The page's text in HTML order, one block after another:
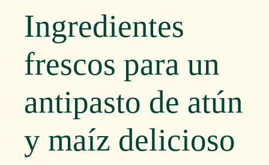
Ingredientes
frescos para un
antipasto de atún
y maíz delicioso